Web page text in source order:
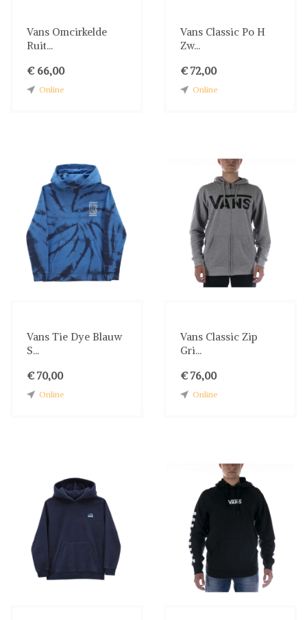
Vans Omcirkelde
Ruit...
€ 66,00
Online
Vans Classic Po H
Zw...
€ 72,00
Online
Vans Tie Dye Blauw
S...
€ 70,00
Online
Vans Classic Zip
Gri...
€ 76,00
Online